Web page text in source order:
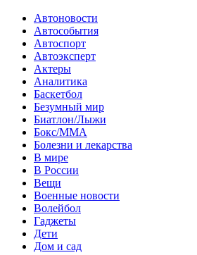
Автоновости
Автособытия
Автоспорт
Автоэксперт
Актеры
Аналитика
Баскетбол
Безумный мир
Биатлон/Лыжи
Бокс/MMA
Болезни и лекарства
В мире
В России
Вещи
Военные новости
Волейбол
Гаджеты
Дети
Дом и сад